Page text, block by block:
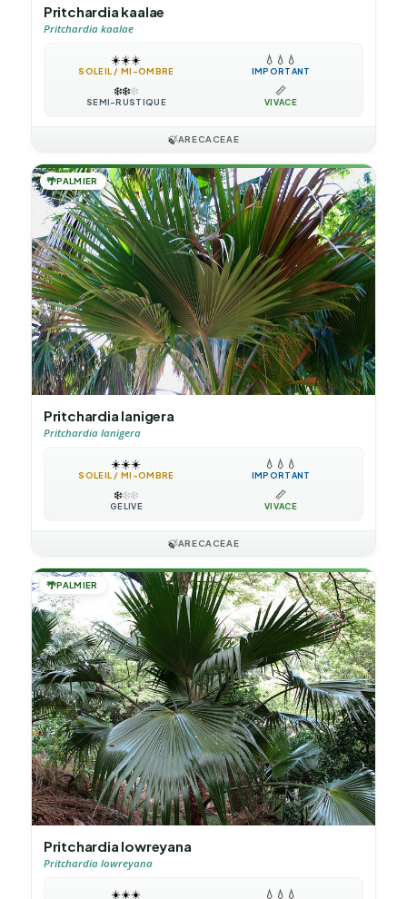
Pritchardia kaalae
Pritchardia kaalae
☀️☀️☀️
SOLEIL / MI-OMBRE
💧 💧 💧
IMPORTANT
❄️❄️❄️
SEMI-RUSTIQUE
📏
VIVACE
🍃ARECACEAE
🌴PALMIER
Pritchardia lanigera
Pritchardia lanigera
☀️☀️☀️
SOLEIL / MI-OMBRE
💧 💧 💧
IMPORTANT
❄️❄️❄️
GÉLIVE
📏
VIVACE
🍃ARECACEAE
🌴PALMIER
Pritchardia lowreyana
Pritchardia lowreyana
☀️☀️☀️ 💧 💧 💧